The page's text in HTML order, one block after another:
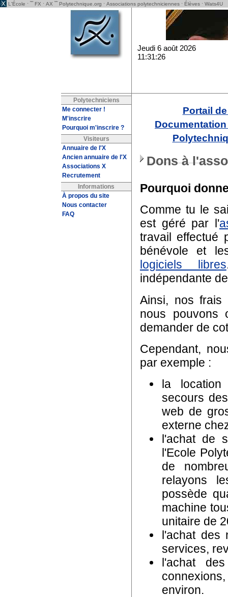
L'École · ˜˜ FX · AX ˜˜ Polytechnique.org · Associations polytechniciennes · Élèves · Wats4U
Jeudi 6 août 2026
11:31:26
Polytechniciens
Me connecter !
M'inscrire
Pourquoi m'inscrire ?
Visiteurs
Annuaire de l'X
Ancien annuaire de l'X
Associations X
Recrutement
Informations
À propos du site
Nous contacter
FAQ
Portail
Dons à
Pourquoi
Comme tu le
est géré par l'
travail effectué
bénévole et
logiciels libres
indépendante
Ainsi, nos frais
nous pouvons
demander de
Cependant,
par exemple :
la location
secours
web de
externe
l'achat de
l'Ecole
de
relayons
possède
machine
unitaire de
l'achat des
services,
l'achat
environ.